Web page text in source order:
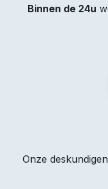
Binnen de 24u
Onze